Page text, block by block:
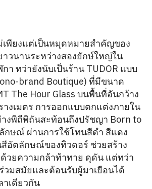
พียงแต่เป็นหมุดหมายสำคัญของ
วนานระหว่างสองยักษ์ใหญ่ใน
า ทว่ายังนับเป็นร้าน TUDOR แบบ
brand Boutique) ที่มีขนาด
The Hour Glass บนพื้นที่อันกว้าง
างเมตร การออกแบบตกแต่งภายใน
งพิถีพิถันสะท้อนถึงปรัชญา Born to
ลักษณ์ ผ่านการใช้โทนสีดำ สีแดง
สีอัตลักษณ์ของทิวดอร์ ช่วยสร้าง
วยความกล้าท้าทาย ดุดัน แต่ทว่า
วมสมัยและต้อนรับผู้มาเยือนได้
าเดียวกัน